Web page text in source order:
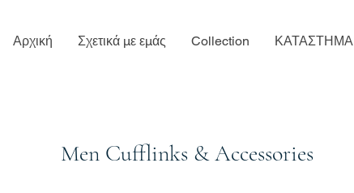
Αρχική Σχετικά με εμάς Collection ΚΑΤΑΣΤΗΜΑ
Men Cufflinks & Accessories